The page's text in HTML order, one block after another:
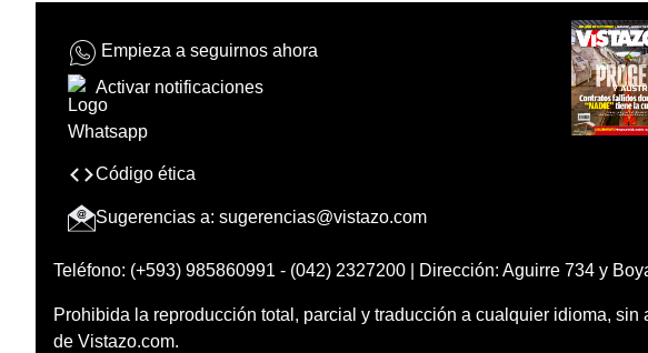
Empieza a seguirnos ahora
Activar notificaciones
Código ética
Sugerencias a: sugerencias@vistazo.com
Teléfono: (+593) 985860991 - (042) 2327200 | Dirección: Aguirre 734 y
Prohibida la reproducción total, parcial y traducción a cualquier idioma,
de Vistazo.com.